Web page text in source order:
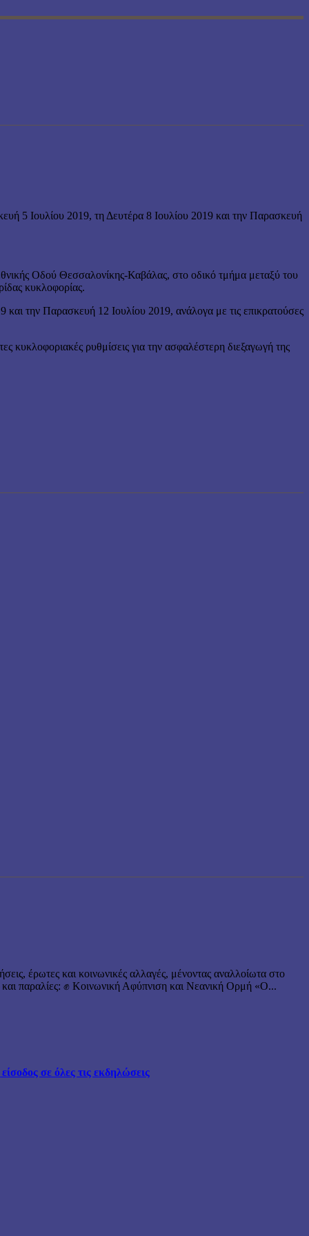
5 Ιουλίου 2019, τη Δευτέρα 8 Ιουλίου 2019 και την Παρασκευή
Οδού Θεσσαλονίκης-Καβάλας, στο οδικό τμήμα μεταξύ του
κυκλοφορίας.
την Παρασκευή 12 Ιουλίου 2019, ανάλογα με τις επικρατούσες
κυκλοφοριακές ρυθμίσεις για την ασφαλέστερη διεξαγωγή της
έρωτες και κοινωνικές αλλαγές, μένοντας αναλλοίωτα στο
παραλίες: ✊ Κοινωνική Αφύπνιση και Νεανική Ορμή «Ο...
σε όλες τις εκδηλώσεις